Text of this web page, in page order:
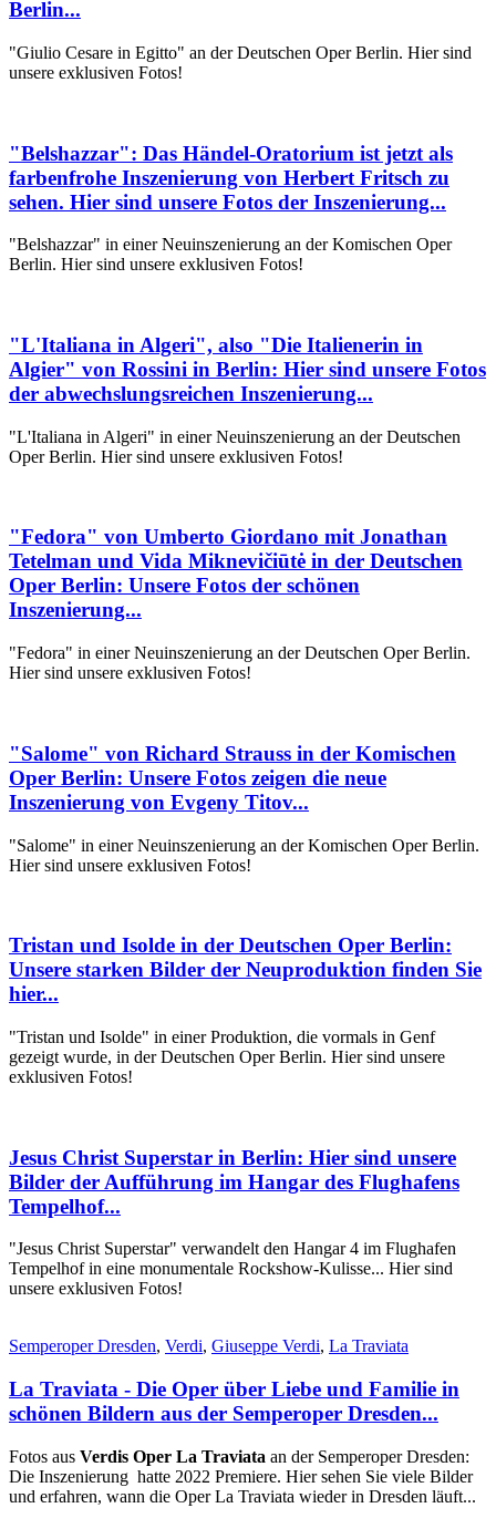
Berlin...
"Giulio Cesare in Egitto" an der Deutschen Oper Berlin. Hier sind
unsere exklusiven Fotos!
"Belshazzar": Das Händel-Oratorium ist jetzt als
farbenfrohe Inszenierung von Herbert Fritsch zu
sehen. Hier sind unsere Fotos der Inszenierung...
"Belshazzar" in einer Neuinszenierung an der Komischen Oper
Berlin. Hier sind unsere exklusiven Fotos!
"L'Italiana in Algeri", also "Die Italienerin in
Algier" von Rossini in Berlin: Hier sind unsere Fotos
der abwechslungsreichen Inszenierung...
"L'Italiana in Algeri" in einer Neuinszenierung an der Deutschen
Oper Berlin. Hier sind unsere exklusiven Fotos!
"Fedora" von Umberto Giordano mit Jonathan
Tetelman und Vida Miknevičiūtė in der Deutschen
Oper Berlin: Unsere Fotos der schönen
Inszenierung...
"Fedora" in einer Neuinszenierung an der Deutschen Oper Berlin.
Hier sind unsere exklusiven Fotos!
"Salome" von Richard Strauss in der Komischen
Oper Berlin: Unsere Fotos zeigen die neue
Inszenierung von Evgeny Titov...
"Salome" in einer Neuinszenierung an der Komischen Oper Berlin.
Hier sind unsere exklusiven Fotos!
Tristan und Isolde in der Deutschen Oper Berlin:
Unsere starken Bilder der Neuproduktion finden Sie
hier...
"Tristan und Isolde" in einer Produktion, die vormals in Genf
gezeigt wurde, in der Deutschen Oper Berlin. Hier sind unsere
exklusiven Fotos!
Jesus Christ Superstar in Berlin: Hier sind unsere
Bilder der Aufführung im Hangar des Flughafens
Tempelhof...
"Jesus Christ Superstar" verwandelt den Hangar 4 im Flughafen
Tempelhof in eine monumentale Rockshow-Kulisse... Hier sind
unsere exklusiven Fotos!
Semperoper Dresden, Verdi, Giuseppe Verdi, La Traviata
La Traviata - Die Oper über Liebe und Familie in
schönen Bildern aus der Semperoper Dresden...
Fotos aus Verdis Oper La Traviata an der Semperoper Dresden:
Die Inszenierung hatte 2022 Premiere. Hier sehen Sie viele Bilder
und erfahren, wann die Oper La Traviata wieder in Dresden läuft...